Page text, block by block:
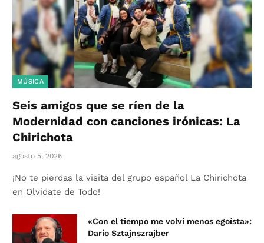
MÚSICA
Seis amigos que se ríen de la
Modernidad con canciones irónicas: La
Chirichota
agosto 5, 2026
¡No te pierdas la visita del grupo español La Chirichota
en Olvidate de Todo!
«Con el tiempo me volví menos egoísta»:
Darío Sztajnszrajber